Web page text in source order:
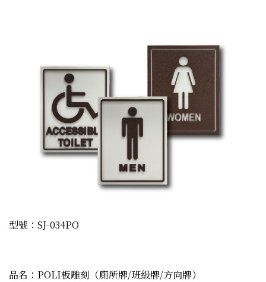
型號：SJ-034PO
品名：POLI板雕刻（廁所牌/班級牌/方向牌）